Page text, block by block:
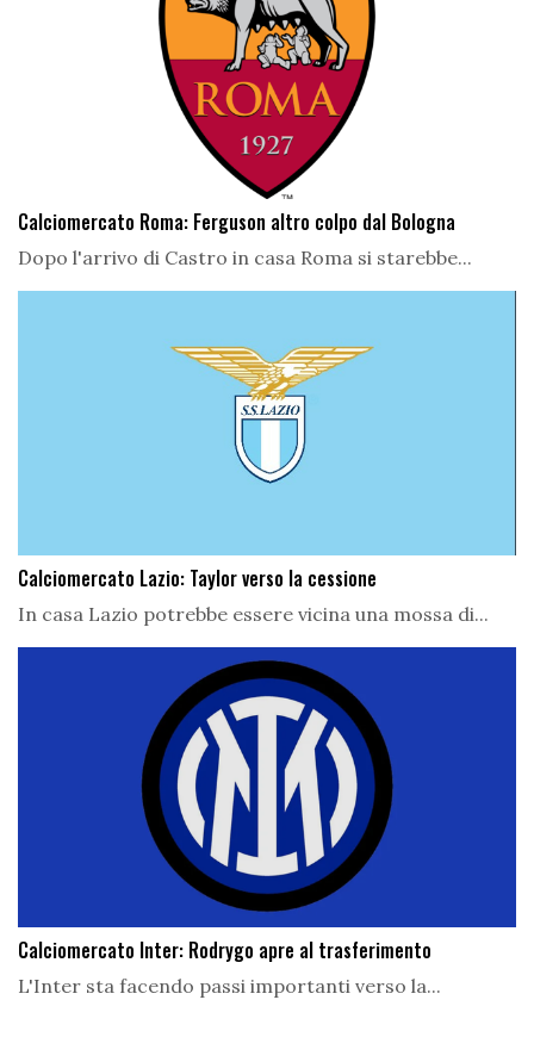
Calciomercato Roma: Ferguson altro colpo dal Bologna
Dopo l'arrivo di Castro in casa Roma si starebbe...
Calciomercato Lazio: Taylor verso la cessione
In casa Lazio potrebbe essere vicina una mossa di...
Calciomercato Inter: Rodrygo apre al trasferimento
L'Inter sta facendo passi importanti verso la...